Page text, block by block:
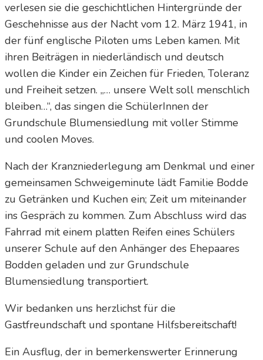
verlesen sie die geschichtlichen Hintergründe der
Geschehnisse aus der Nacht vom 12. März 1941, in
der fünf englische Piloten ums Leben kamen. Mit
ihren Beiträgen in niederländisch und deutsch
wollen die Kinder ein Zeichen für Frieden, Toleranz
und Freiheit setzen. „… unsere Welt soll menschlich
bleiben…“, das singen die SchülerInnen der
Grundschule Blumensiedlung mit voller Stimme
und coolen Moves.
Nach der Kranzniederlegung am Denkmal und einer
gemeinsamen Schweigeminute lädt Familie Bodde
zu Getränken und Kuchen ein; Zeit um miteinander
ins Gespräch zu kommen. Zum Abschluss wird das
Fahrrad mit einem platten Reifen eines Schülers
unserer Schule auf den Anhänger des Ehepaares
Bodden geladen und zur Grundschule
Blumensiedlung transportiert.
Wir bedanken uns herzlichst für die
Gastfreundschaft und spontane Hilfsbereitschaft!
Ein Ausflug, der in bemerkenswerter Erinnerung